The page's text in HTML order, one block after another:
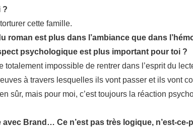
?
cette famille.
est plus dans l’ambiance que dans
psychologique est plus important pour toi ?
totalement impossible de rentrer dans l’esprit du
à travers lesquelles ils vont passer et ils vont
sûr, mais pour moi, c’est toujours la réaction
Brand… Ce n’est pas très logique, n’est-ce-